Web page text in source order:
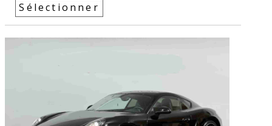
Sélectionner